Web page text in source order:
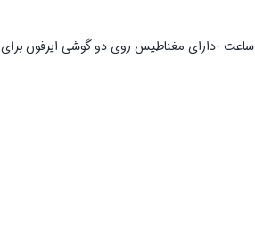
سایر مشخصات : قابلیت اتصال به بلوتوث نسخه ۴.۲ -قابلیت مکالمه تا ۸ ساعت قابلیت نگهداری شارژ در حالت استند بای تا ۲۰۰ ساعت -دارای مغناطیس روی دو گوشی ایرفون برای